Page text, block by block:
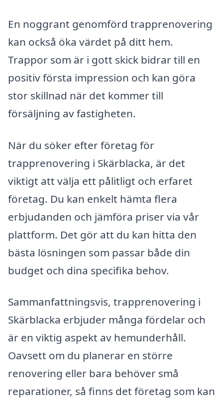
En noggrant genomförd trapprenovering
kan också öka värdet på ditt hem.
Trappor som är i gott skick bidrar till en
positiv första impression och kan göra
stor skillnad när det kommer till
försäljning av fastigheten.
När du söker efter företag för
trapprenovering i Skärblacka, är det
viktigt att välja ett pålitligt och erfaret
företag. Du kan enkelt hämta flera
erbjudanden och jämföra priser via vår
plattform. Det gör att du kan hitta den
bästa lösningen som passar både din
budget och dina specifika behov.
Sammanfattningsvis, trapprenovering i
Skärblacka erbjuder många fördelar och
är en viktig aspekt av hemunderhåll.
Oavsett om du planerar en större
renovering eller bara behöver små
reparationer, så finns det företag som kan